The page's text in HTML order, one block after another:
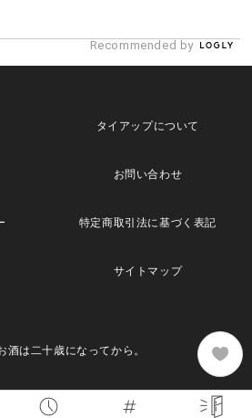
Recommended by
タイアップについて
お問い合わせ
特定商取引法に基づく表記
サイトマップ
酒は二十歳になってから。
Maische Inc. All Rights Reserved